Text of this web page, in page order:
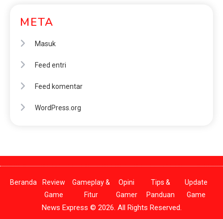
META
Masuk
Feed entri
Feed komentar
WordPress.org
Beranda
Review
Game
Gameplay &
Fitur
Opini
Gamer
Tips &
Panduan
Update
Game
News Express © 2026. All Rights Reserved.